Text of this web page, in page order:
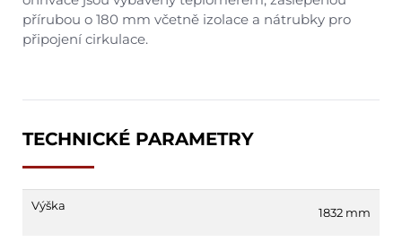
přírubou o 180 mm včetně izolace a nátrubky pro
připojení cirkulace.
TECHNICKÉ PARAMETRY
Výška 1832 mm